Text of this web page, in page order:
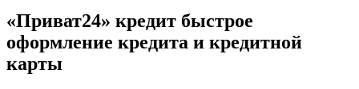
«Приват24» кредит быстрое
оформление кредита и кредитной
карты